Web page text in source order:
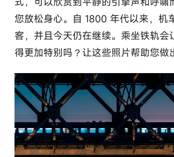
t
o
u
r
o
m
您放松身心。自 1800 年代以来，机
客，并且今天仍在继续。乘坐铁轨会
得更加特别吗？让这些照片帮助您做